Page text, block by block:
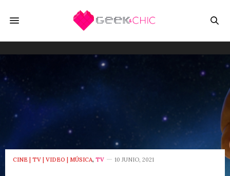
CINE | TV | VIDEO | MÚSICA, TV 10 JUNIO, 2021